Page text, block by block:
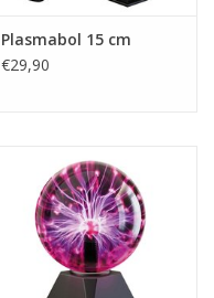
Plasmabol 15 cm
€29,90